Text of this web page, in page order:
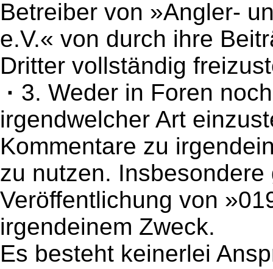
Betreiber von »Angler-
e.V.« von durch ihre
Dritter vollständig
· 3. Weder in Foren
irgendwelcher Art
Kommentare zu
zu nutzen.
Veröffentlichung von
irgendeinem Zweck.
Es besteht keinerlei